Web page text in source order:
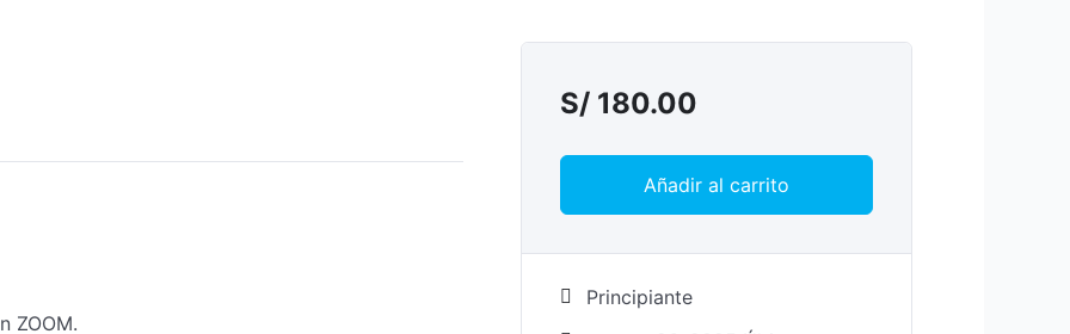
ZOOM.
S/ 180.00
Añadir al carrito
Principiante